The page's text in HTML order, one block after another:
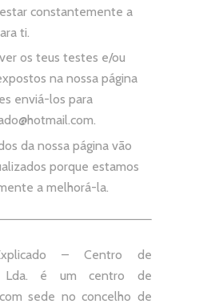
constantemente a
ti.
os teus testes e/ou
na nossa página
enviá-los para
.
da nossa página vão
porque estamos
a melhorá-la.
– Centro de
Lda. é um centro de
sede no concelho de